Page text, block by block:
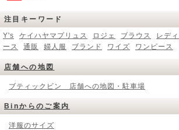
注目キーワード
Y's
ケイハヤマプリュス ロジェ ブラウス
レディ
ース
通販 婦人服 ブランド ワイズ ワンピース
店舗への地図
ブティックビン 店舗への地図・駐車場
Binからのご案内
洋服のサイズ